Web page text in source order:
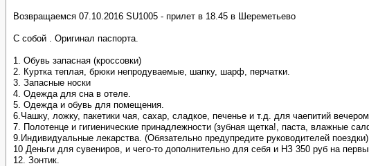
Возвращаемся 07.10.2016 SU1005 - прилет в 18.45 в Шереметьево
С собой . Оригинал паспорта.
1. Обувь запасная (кроссовки)
2. Куртка теплая, брюки непродуваемые, шапку, шарф, перчатки.
3. Запасные носки
4. Одежда для сна в отеле.
5. Одежда и обувь для помещения.
6.Чашку, ложку, пакетики чая, сахар, сладкое, печенье и т.д. для чаепитий
7. Полотенце и гигиенические принадлежности (зубная щетка!, паста, влажные
9.Индивидуальные лекарства. (Обязательно предупредите руководителей
10 Деньги для сувениров, и чего-то дополнительно для себя и НЗ 350 руб на
12. Зонтик.